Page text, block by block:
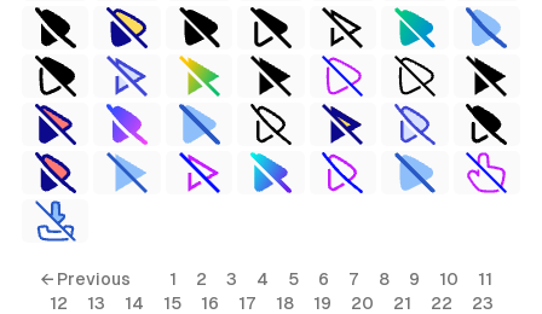
← Previous 1 2 3 4 5 6 7 8 9 10
11
12
13 14 15 16 17 18 19 20 21 22
23